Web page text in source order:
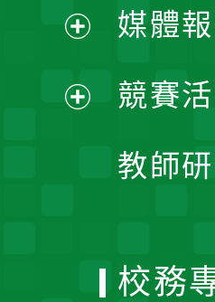
媒體
競賽
教師
開
校務